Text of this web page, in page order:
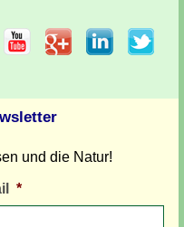
und die Natur!
*